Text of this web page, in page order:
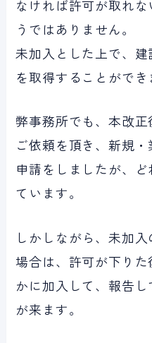
なければ許可が取れ
うではありません。
未加入とした上で、
を取得することができ
弊事務所でも、本改
ご依頼を頂き、新規
申請をしましたが、
ています。
しかしながら、未加
場合は、許可が下り
かに加入して、報告
が来ます。